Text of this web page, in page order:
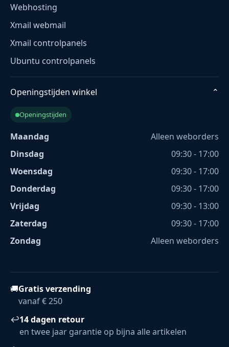
Webhosting
Xmail webmail
Xmail controlpanels
Ubuntu controlpanels
Openingstijden winkel ⌄
Openingstijden
Maandag
Alleen weborders
Dinsdag
09:30 - 17:00
Woensdag
09:30 - 17:00
Donderdag
09:30 - 17:00
Vrijdag
09:30 - 13:00
Zaterdag
09:30 - 17:00
Zondag
Alleen weborders
🚚Gratis verzending
vanaf € 250
↩14 dagen retour
en twee jaar garantie op bijna alle artikelen